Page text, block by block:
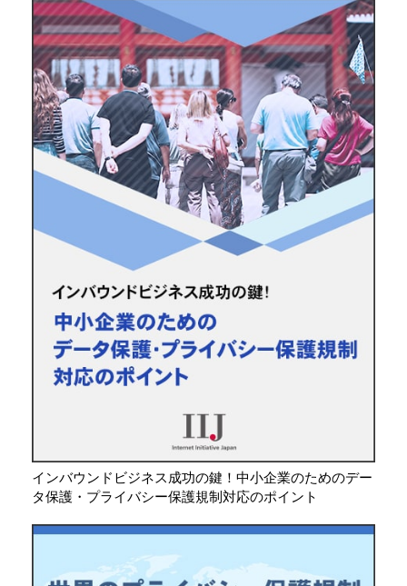
インバウンドビジネス成功の鍵！中小企業のためのデー
タ保護・プライバシー保護規制対応のポイント